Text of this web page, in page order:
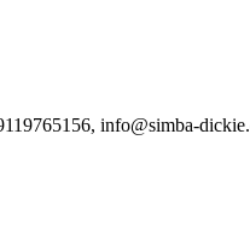
info@simba-